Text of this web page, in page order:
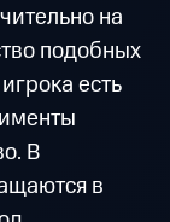
на
подобных
есть
В
в